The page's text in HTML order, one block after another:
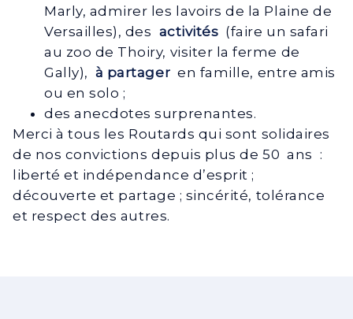
Marly, admirer les lavoirs de la Plaine de
Versailles), des activités (faire un safari
au zoo de Thoiry, visiter la ferme de
Gally), à partager en famille, entre amis
ou en solo ;
des anecdotes surprenantes.
Merci à tous les Routards qui sont solidaires
de nos convictions depuis plus de 50 ans :
liberté et indépendance d’esprit ;
découverte et partage ; sincérité, tolérance
et respect des autres.